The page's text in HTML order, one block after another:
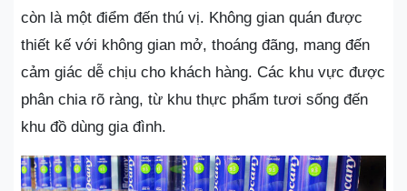
còn là một điểm đến thú vị. Không gian quán được
thiết kế với không gian mở, thoáng đãng, mang đến
cảm giác dễ chịu cho khách hàng. Các khu vực được
phân chia rõ ràng, từ khu thực phẩm tươi sống đến
khu đồ dùng gia đình.